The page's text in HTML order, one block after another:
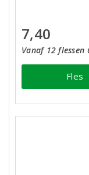
7,40
Vanaf 12 flessen
Fles